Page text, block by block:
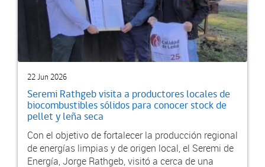
22 Jun 2026
Seremi Rathgeb visita a productores locales de
biocombustibles sólidos para conocer stock de
pellet y leña seca
Con el objetivo de fortalecer la producción regional
de energías limpias y de origen local, el Seremi de
Energía, Jorge Rathgeb, visitó a cerca de una